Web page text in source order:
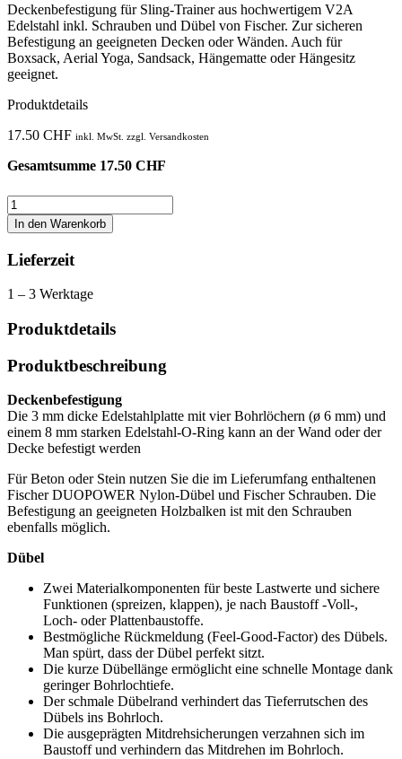
Deckenbefestigung für Sling-Trainer aus hochwertigem V2A
Edelstahl inkl. Schrauben und Dübel von Fischer. Zur sicheren
Befestigung an geeigneten Decken oder Wänden. Auch für
Boxsack, Aerial Yoga, Sandsack, Hängematte oder Hängesitz
geeignet.
Produktdetails
17.50 CHF inkl. MwSt. zzgl. Versandkosten
Gesamtsumme 17.50 CHF
Deckenbefestigung
Oval
mit
Schrauben
&
Menge
In den Warenkorb
Lieferzeit
1 – 3 Werktage
Produktdetails
Produktbeschreibung
Deckenbefestigung
Die 3 mm dicke Edelstahlplatte mit vier Bohrlöchern (ø 6 mm) und
einem 8 mm starken Edelstahl-O-Ring kann an der Wand oder der
Decke befestigt werden
Für Beton oder Stein nutzen Sie die im Lieferumfang enthaltenen
Fischer DUOPOWER Nylon-Dübel und Fischer Schrauben. Die
Befestigung an geeigneten Holzbalken ist mit den Schrauben
ebenfalls möglich.
Dübel
Zwei Materialkomponenten für beste Lastwerte und sichere
Funktionen (spreizen, klappen), je nach Baustoff -Voll-,
Loch- oder Plattenbaustoffe.
Bestmögliche Rückmeldung (Feel-Good-Factor) des Dübels.
Man spürt, dass der Dübel perfekt sitzt.
Die kurze Dübellänge ermöglicht eine schnelle Montage dank
geringer Bohrlochtiefe.
Der schmale Dübelrand verhindert das Tieferrutschen des
Dübels ins Bohrloch.
Die ausgeprägten Mitdrehsicherungen verzahnen sich im
Baustoff und verhindern das Mitdrehen im Bohrloch.